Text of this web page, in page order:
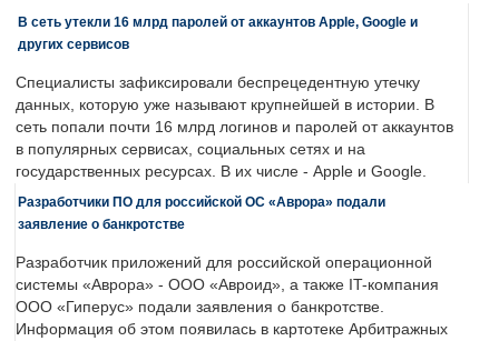
В сеть утекли 16 млрд паролей от аккаунтов Apple, Google и
других сервисов
Специалисты зафиксировали беспрецедентную утечку
данных, которую уже называют крупнейшей в истории. В
сеть попали почти 16 млрд логинов и паролей от аккаунтов
в популярных сервисах, социальных сетях и на
государственных ресурсах. В их числе - Apple и Google.
Разработчики ПО для российской ОС «Аврора» подали
заявление о банкротстве
Разработчик приложений для российской операционной
системы «Аврора» - ООО «Авроид», а также IT-компания
ООО «Гиперус» подали заявления о банкротстве.
Информация об этом появилась в картотеке Арбитражных